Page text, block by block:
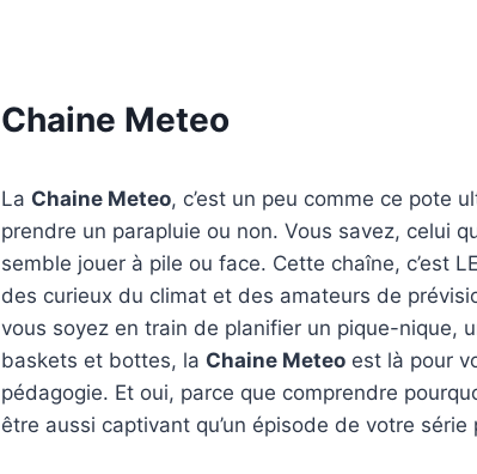
Chaine Meteo
La Chaine Meteo, c’est un peu comme ce pote
prendre un parapluie ou non. Vous savez, celui
semble jouer à pile ou face. Cette chaîne, c’est
des curieux du climat et des amateurs de
vous soyez en train de planifier un pique-nique,
baskets et bottes, la Chaine Meteo est là pour
pédagogie. Et oui, parce que comprendre
être aussi captivant qu’un épisode de votre série